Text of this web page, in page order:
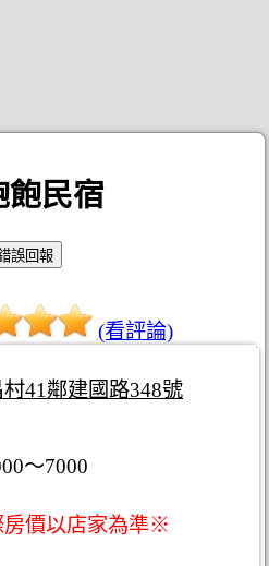
飽民宿
(看評論)
41鄰建國路348號
～7000
價以店家為準※